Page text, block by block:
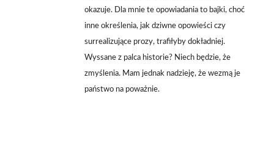
okazuje. Dla mnie te opowiadania to bajki, choć
inne określenia, jak dziwne opowieści czy
surrealizujące prozy, trafiłyby dokładniej.
Wyssane z palca historie? Niech będzie, że
zmyślenia. Mam jednak nadzieję, że wezmą je
państwo na poważnie.